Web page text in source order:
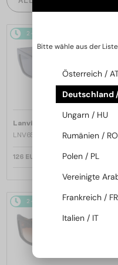
2-4 WERKTAGE
Lanvin
LNV652S - 058 - 55
126 EUR
2-4 WERKTAGE
Bitte wähle aus der
Österreich /
Deutschland
Ungarn / HU
Rumänien / RO
Polen / PL
Vereinigte
Frankreich / FR
Italien / IT